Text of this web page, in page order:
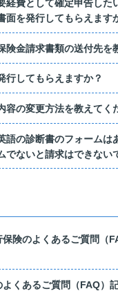
経費として確定申告した
面を発行してもらえます
険金請求書類の送付先を
行してもらえますか？
容の変更方法を教えてく
語の診断書のフォームは
でないと請求はできない
保険のよくあるご質問（
よくあるご質問（FAQ）